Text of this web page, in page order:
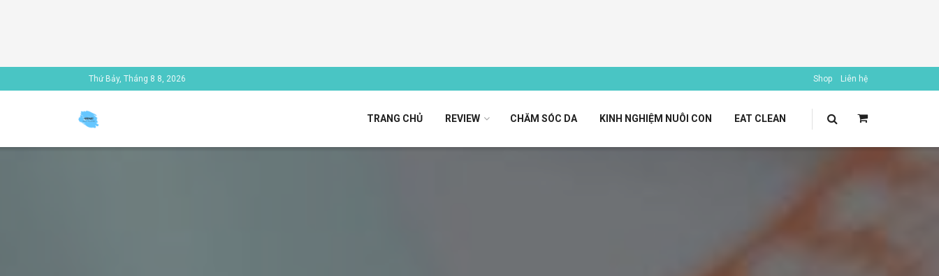
Thứ Bảy, Tháng 8 8, 2026 Shop Liên hệ
TRANG CHỦ REVIEW CHĂM SÓC DA KINH NGHIỆM NUÔI CON EAT CLEAN